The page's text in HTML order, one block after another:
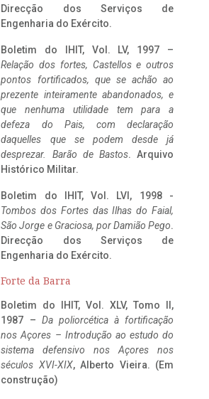
Direcção dos Serviços de
Engenharia do Exército.
Boletim do IHIT, Vol. LV, 1997 –
Relação dos fortes, Castellos e outros
pontos fortificados, que se achão ao
prezente inteiramente abandonados, e
que nenhuma utilidade tem para a
defeza do Pais, com declaração
daquelles que se podem desde já
desprezar. Barão de Bastos. Arquivo
Histórico Militar.
Boletim do IHIT, Vol. LVI, 1998 -
Tombos dos Fortes das Ilhas do Faial,
São Jorge e Graciosa, por Damião Pego.
Direcção dos Serviços de
Engenharia do Exército.
Forte da Barra
Boletim do IHIT, Vol. XLV, Tomo II,
1987 – Da poliorcética à fortificação
nos Açores – Introdução ao estudo do
sistema defensivo nos Açores nos
séculos XVI-XIX, Alberto Vieira. (Em
construção)